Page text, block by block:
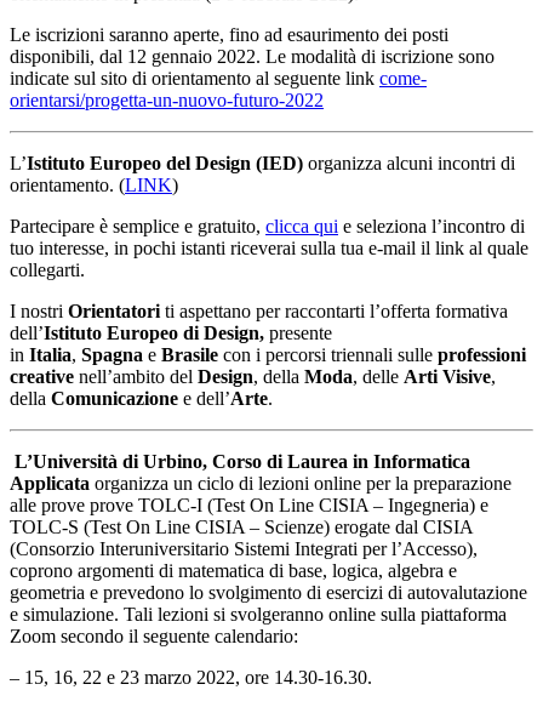
Le iscrizioni saranno aperte, fino ad esaurimento dei posti
disponibili, dal 12 gennaio 2022. Le modalità di iscrizione sono
indicate sul sito di orientamento al seguente link come-
orientarsi/progetta-un-nuovo-futuro-2022
L’Istituto Europeo del Design (IED) organizza alcuni incontri di
orientamento. (LINK)
Partecipare è semplice e gratuito, clicca qui e seleziona l’incontro di
tuo interesse, in pochi istanti riceverai sulla tua e-mail il link al quale
collegarti.
I nostri Orientatori ti aspettano per raccontarti l’offerta formativa
dell’Istituto Europeo di Design, presente
in Italia, Spagna e Brasile con i percorsi triennali sulle professioni
creative nell’ambito del Design, della Moda, delle Arti Visive,
della Comunicazione e dell’Arte.
L’Università di Urbino, Corso di Laurea in Informatica
Applicata organizza un ciclo di lezioni online per la preparazione
alle prove prove TOLC-I (Test On Line CISIA – Ingegneria) e
TOLC-S (Test On Line CISIA – Scienze) erogate dal CISIA
(Consorzio Interuniversitario Sistemi Integrati per l’Accesso),
coprono argomenti di matematica di base, logica, algebra e
geometria e prevedono lo svolgimento di esercizi di autovalutazione
e simulazione. Tali lezioni si svolgeranno online sulla piattaforma
Zoom secondo il seguente calendario:
– 15, 16, 22 e 23 marzo 2022, ore 14.30-16.30.